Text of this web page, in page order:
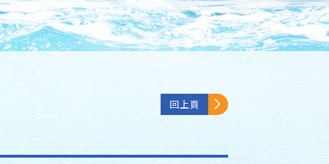
回上頁